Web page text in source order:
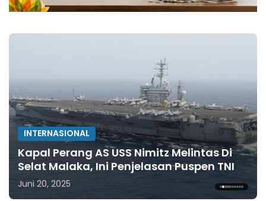
INTERNASIONAL
Kapal Perang AS USS Nimitz Melintas Di
Selat Malaka, Ini Penjelasan Puspen TNI
Juni 20, 2025 1 2 34567